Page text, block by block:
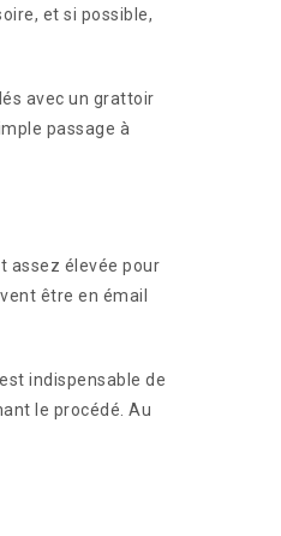
et si possible,
avec un grattoir
passage à
assez élevée pour
être en émail
indispensable de
le procédé. Au